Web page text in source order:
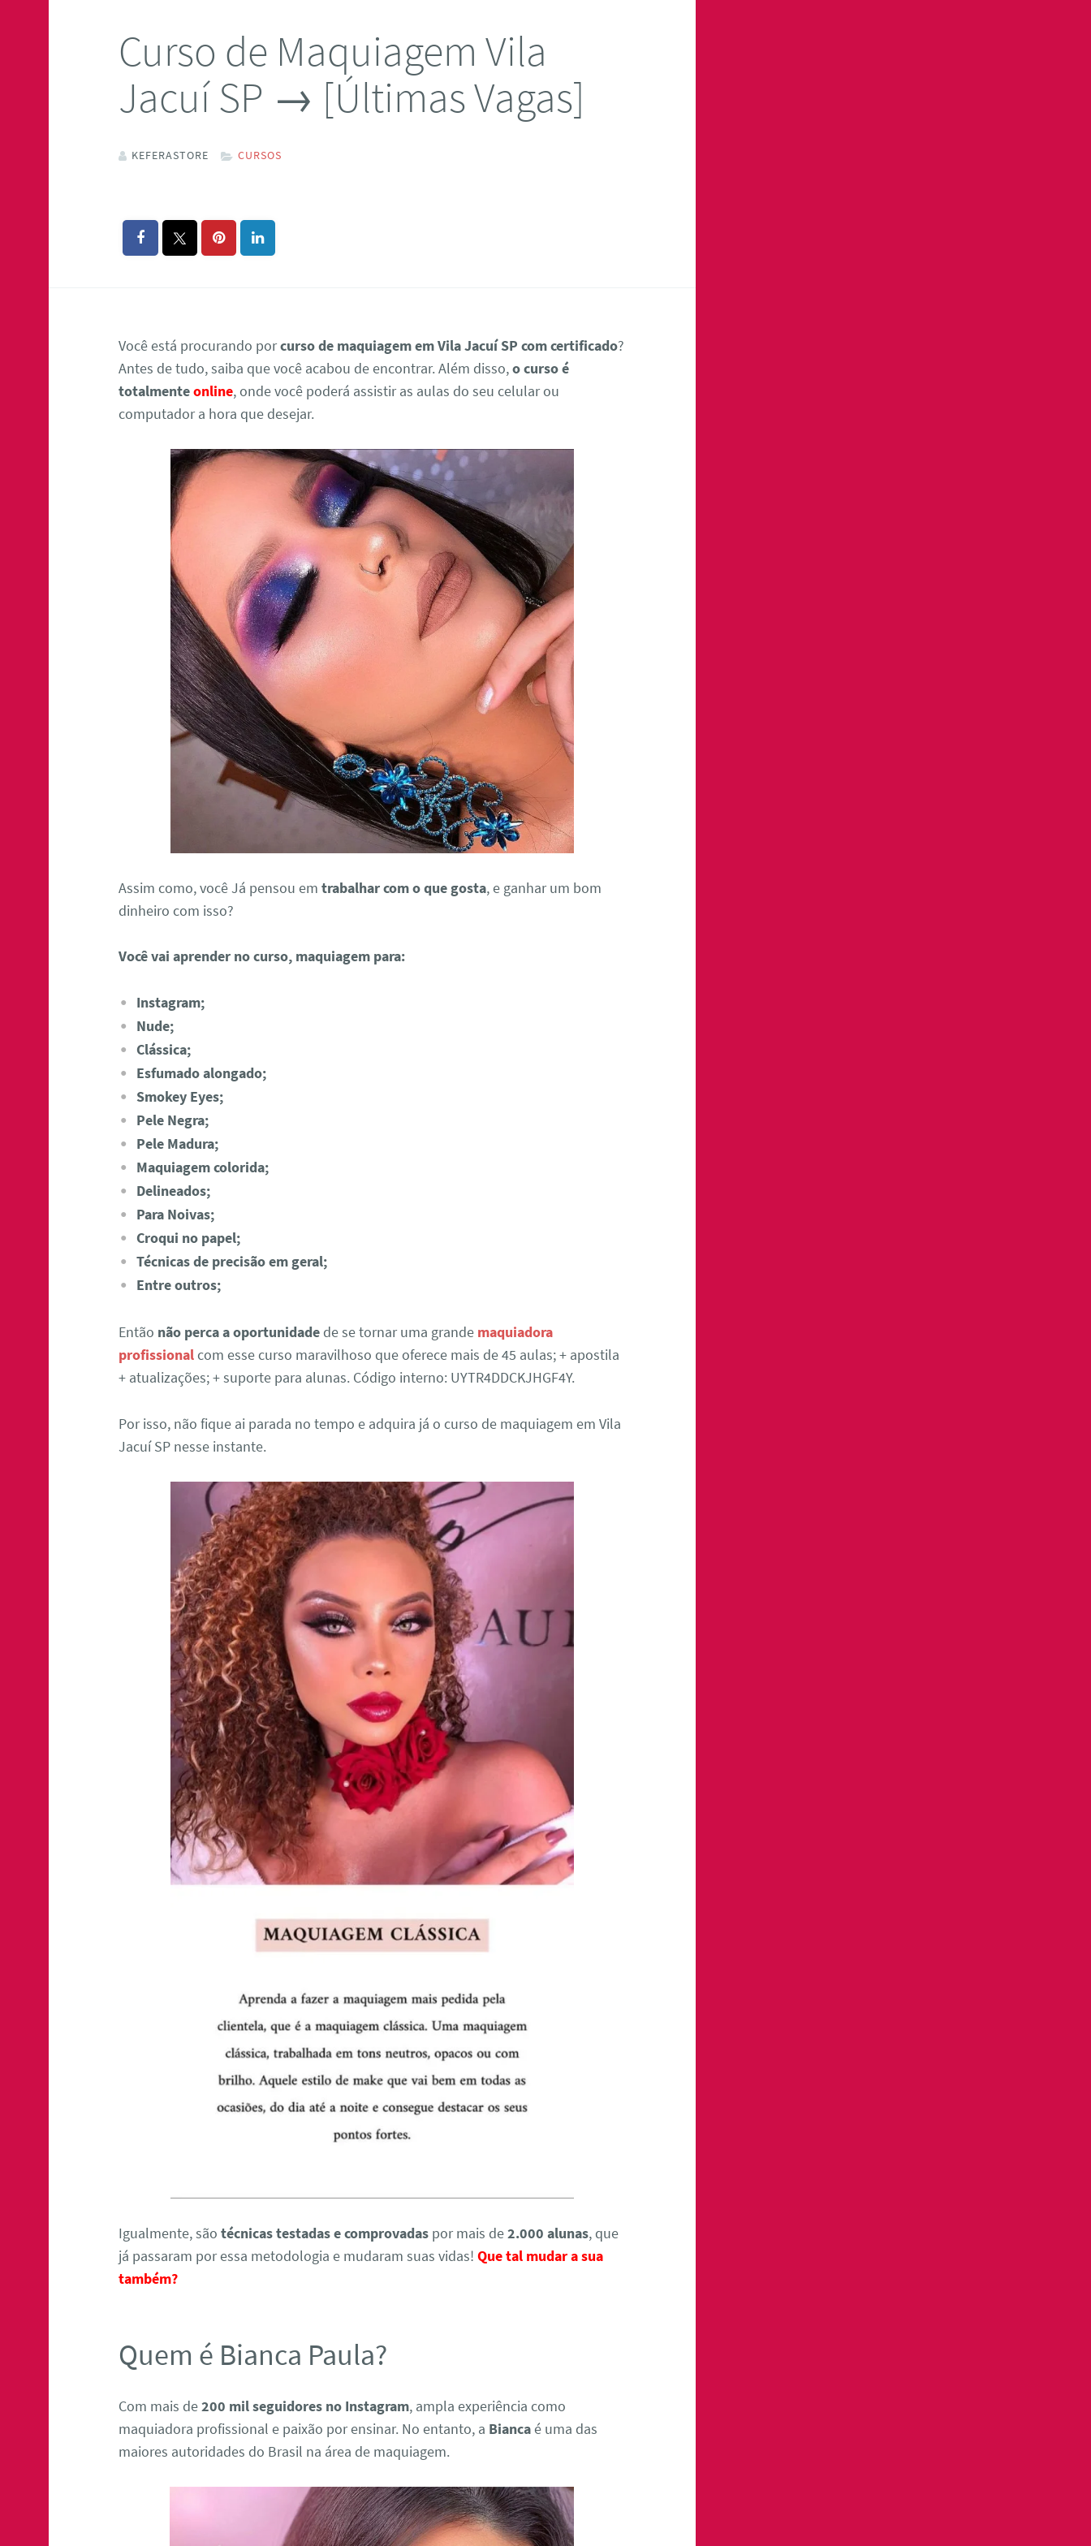
Curso de Maquiagem Vila
Jacuí SP → [Últimas Vagas]
KEFERASTORE CURSOS
Você está procurando porcurso de maquiagem em Vila Jacuí SP com certificado?
Antes de tudo, saiba que você acabou de encontrar. Além disso,o curso é
totalmenteonline, onde você poderá assistir as aulas do seu celular ou
computador a hora que desejar.
Assim como, você Já pensou emtrabalhar com o que gosta, e ganhar um bom
dinheiro com isso?
Você vai aprender no curso, maquiagem para:
Instagram;
Nude;
Clássica;
Esfumado alongado;
Smokey Eyes;
Pele Negra;
Pele Madura;
Maquiagem colorida;
Delineados;
Para Noivas;
Croqui no papel;
Técnicas de precisão em geral;
Entre outros;
Então não perca a oportunidade de se tornar uma grande maquiadora
profissionalcom esse curso maravilhoso que oferece mais de 45 aulas; + apostila
+ atualizações; + suporte para alunas. Código interno: UYTR4DDCKJHGF4Y.
Por isso, não fique ai parada no tempo e adquira já o curso de maquiagem em Vila
Jacuí SP nesse instante.
Igualmente, sãotécnicas testadas e comprovadas por mais de2.000 alunas, que
já passaram por essa metodologia e mudaram suas vidas!Que tal mudar a sua
também?
Quem é Bianca Paula?
Com mais de200 mil seguidores no Instagram, ampla experiência como
maquiadora profissional e paixão por ensinar. No entanto, a Biancaé uma das
maiores autoridades do Brasil na área de maquiagem.